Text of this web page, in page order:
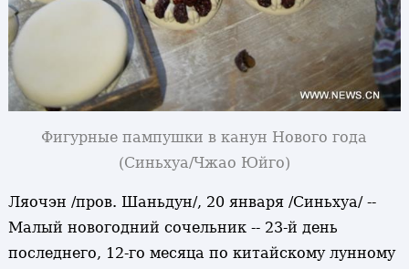
Фигурные пампушки в канун Нового года
(Синьхуа/Чжао Юйго)
Ляочэн /пров. Шаньдун/, 20 января /Синьхуа/ --
Малый новогодний сочельник -- 23-й день
последнего, 12-го месяца по китайскому лунному